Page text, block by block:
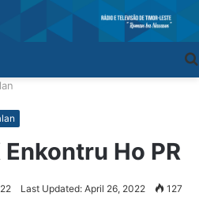
Enkontru Ho PR
Last Updated: April 26, 2022 127